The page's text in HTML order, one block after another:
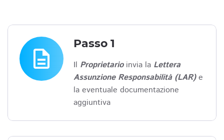
description
Passo 1
Il Proprietarioinvia la Lettera
Assunzione Responsabilità (LAR)e
la eventuale documentazione
aggiuntiva